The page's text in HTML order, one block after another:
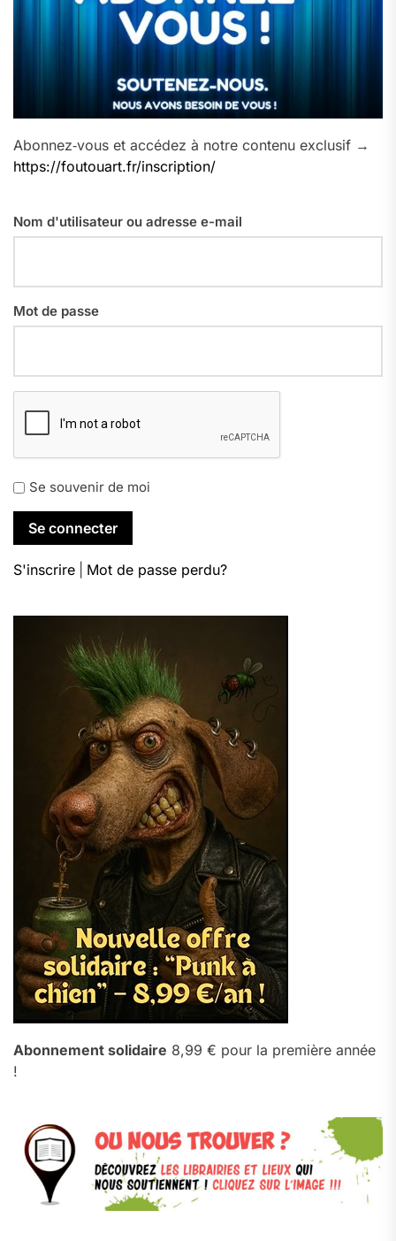
Abonnez‑vous et accédez à notre contenu exclusif →
https://foutouart.fr/inscription/
Nom d'utilisateur ou adresse e-mail
Mot de passe
Se souvenir de moi
S'inscrire Mot de passe perdu?
Abonnement solidaire 8,99 € pour la première année
!